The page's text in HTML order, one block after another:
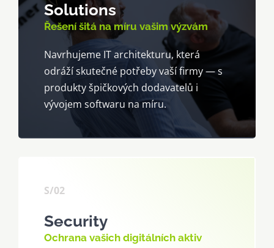
Solutions
Řešení šitá na míru vašim výzvám
Navrhujeme IT architekturu, která
odráží skutečné potřeby vaší firmy — s
produkty špičkových dodavatelů i
vývojem softwaru na míru.
S/02
Security
Ochrana vašich digitálních aktiv